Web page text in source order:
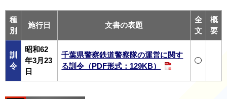
種
別
施行日 文書の表題
全
文
概
要
訓
令
昭和62
年3月23
日
千葉県警察鉄道警察隊の運営に関す
る訓令（PDF形式：129KB）